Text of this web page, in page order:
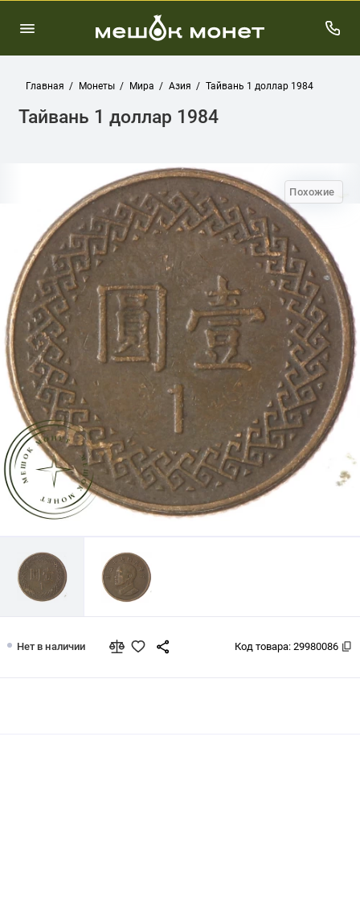
Главная Монеты Мира Азия Тайвань 1 доллар 1984
Тайвань 1 доллар 1984
Похожие
Нет в наличии Код товара: 29980086